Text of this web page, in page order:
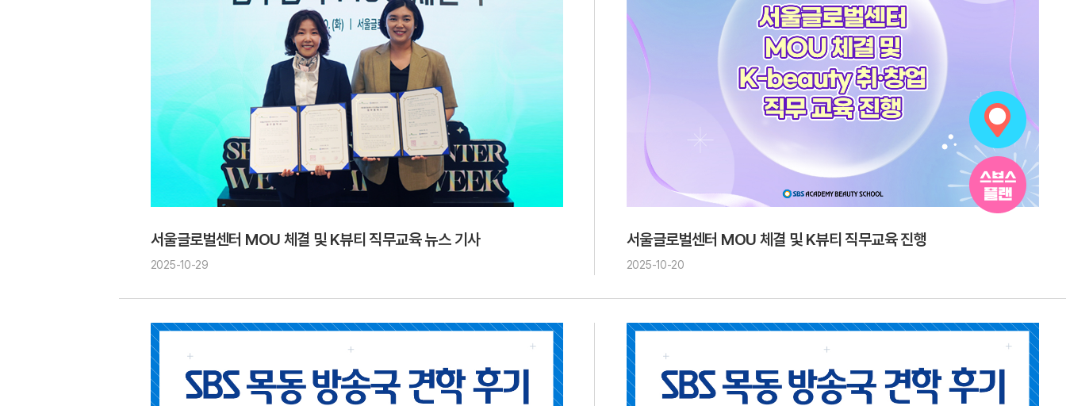
서울글로벌센터 MOU 체결 및 K뷰티 직무교육 뉴스 기사
2025-10-29
서울글로벌센터 MOU 체결 및 K뷰티 직무교육 진행
2025-10-20